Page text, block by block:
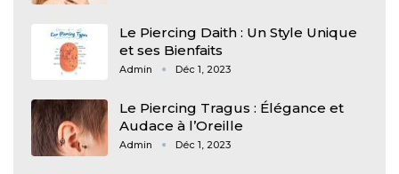
Le Piercing Daith : Un Style Unique
et ses Bienfaits
Admin Déc 1, 2023
Le Piercing Tragus : Élégance et
Audace à l’Oreille
Admin Déc 1, 2023